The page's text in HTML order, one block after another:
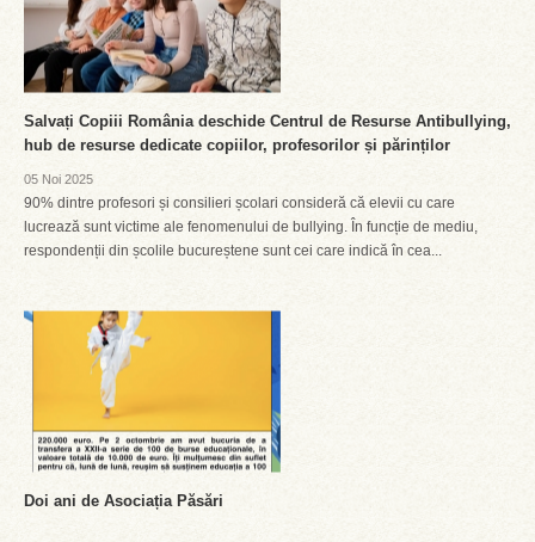
Salvați Copiii România deschide Centrul de Resurse Antibullying,
hub de resurse dedicate copiilor, profesorilor și părinților
05 Noi 2025
90% dintre profesori și consilieri școlari consideră că elevii cu care
lucrează sunt victime ale fenomenului de bullying. În funcție de mediu,
respondenții din școlile bucureștene sunt cei care indică în cea...
Doi ani de Asociația Păsări